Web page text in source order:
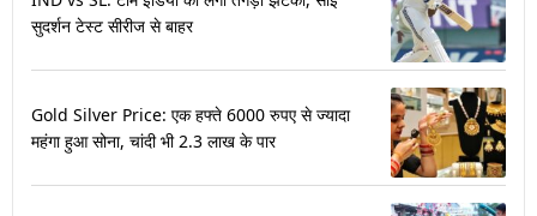
सुदर्शन टेस्ट सीरीज से बाहर
Gold Silver Price: एक हफ्ते 6000 रुपए से ज्यादा
महंगा हुआ सोना, चांदी भी 2.3 लाख के पार